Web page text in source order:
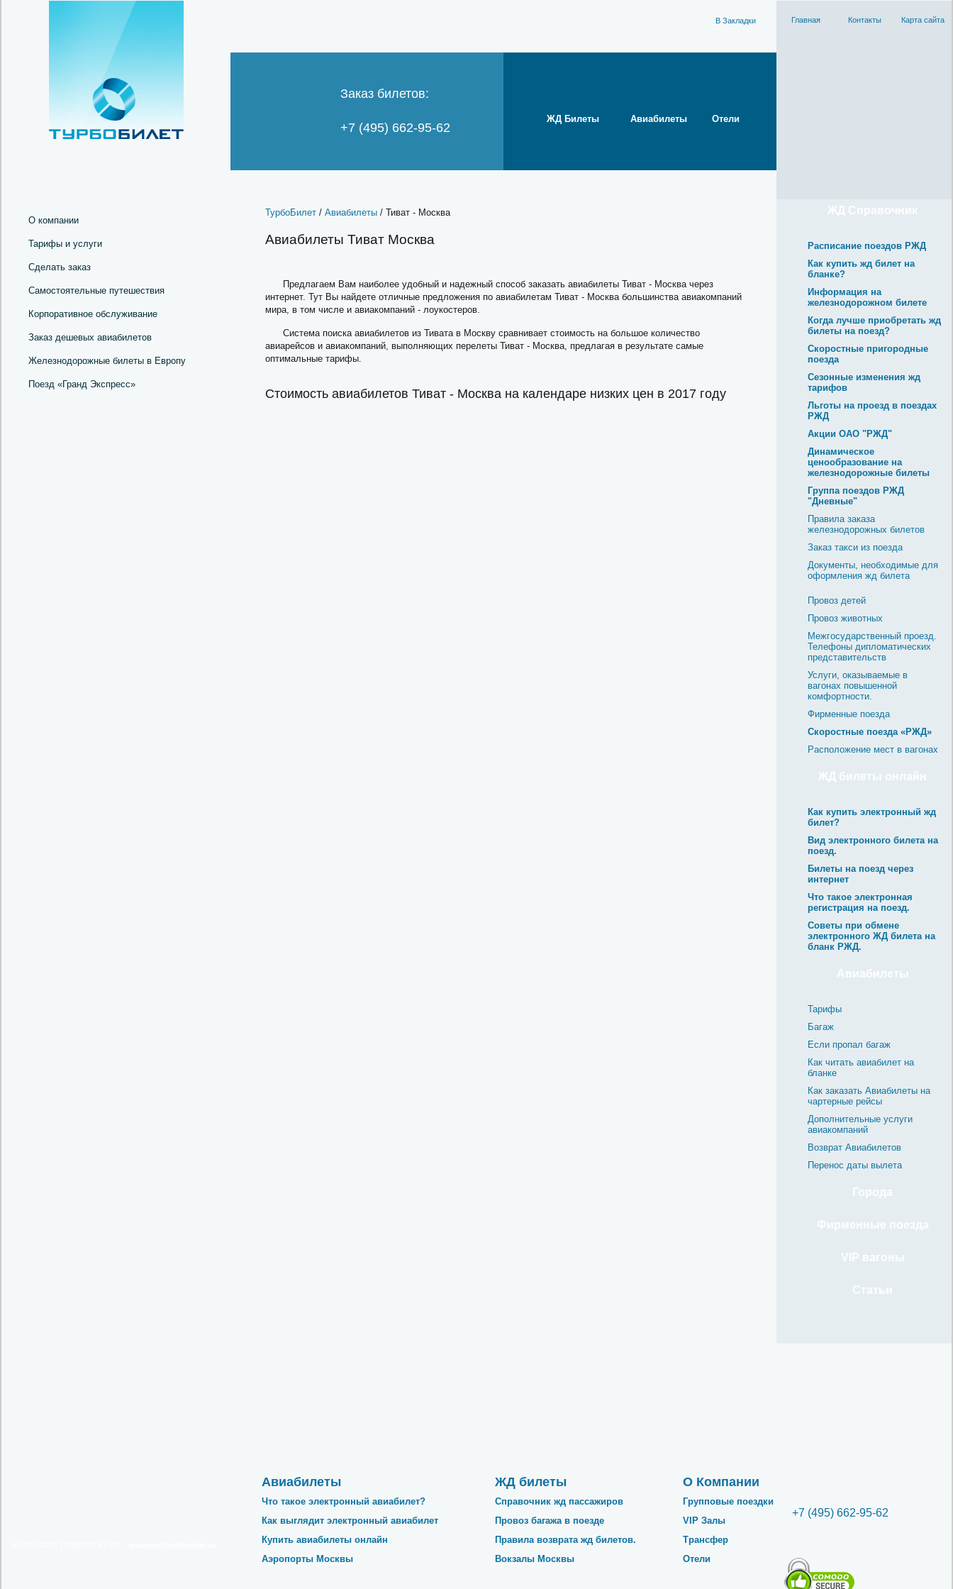
В Закладки
Заказ билетов:
+7 (495) 662-95-62
ЖД Билеты Авиабилеты Отели
Главная Контакты Карта сайта
О компании
Тарифы и услуги
Сделать заказ
Самостоятельные путешествия
Корпоративное обслуживание
Заказ дешевых авиабилетов
Железнодорожные билеты в Европу
Поезд «Гранд Экспресс»
ТурбоБилет/ Авиабилеты/ Тиват - Москва
Авиабилеты Тиват Москва
Предлагаем Вам наиболее удобный и надежный способ заказать авиабилеты Тиват - Москва через
интернет. Тут Вы найдете отличные предложения по авиабилетам Тиват - Москва большинства авиакомпаний
мира, в том числе и авиакомпаний - лоукостеров.
Система поиска авиабилетов из Тивата в Москву сравнивает стоимость на большое количество
авиарейсов и авиакомпаний, выполняющих перелеты Тиват - Москва, предлагая в результате самые
оптимальные тарифы.
Стоимость авиабилетов Тиват - Москва на календаре низких цен в 2017 году
ЖД Cправочник
Расписание поездов РЖД
Как купить жд билет на
бланке?
Информация на
железнодорожном билете
Когда лучше приобретать жд
билеты на поезд?
Скоростные пригородные
поезда
Сезонные изменения жд
тарифов
Льготы на проезд в поездах
РЖД
Акции ОАО "РЖД"
Динамическое
ценообразование на
железнодорожные билеты
Группа поездов РЖД
"Дневные"
Правила заказа
железнодорожных билетов
Заказ такси из поезда
Документы, необходимые для
оформления жд билета
Провоз детей
Провоз животных
Межгосударственный проезд.
Телефоны дипломатических
представительств
Услуги, оказываемые в
вагонах повышенной
комфортности.
Фирменные поезда
Скоростные поезда «РЖД»
Расположение мест в вагонах
ЖД билеты онлайн
Как купить электронный жд
билет?
Вид электронного билета на
поезд.
Билеты на поезд через
интернет
Что такое электронная
регистрация на поезд.
Советы при обмене
электронного ЖД билета на
бланк РЖД.
Авиабилеты
Тарифы
Багаж
Если пропал багаж
Как читать авиабилет на
бланке
Как заказать Авиабилеты на
чартерные рейсы
Дополнительные услуги
авиакомпаний
Возврат Авиабилетов
Перенос даты вылета
Города
Фирменные поезда
VIP вагоны
Статьи
Авиабилеты ЖД билеты О Компании
Что такое электронный авиабилет? Справочник жд пассажиров
Групповые поездки
Как выглядит электронный авиабилет
Провоз багажа в поезде
VIP Залы
Купить авиабилеты онлайн
Правила возврата жд билетов.
Трансфер
Аэропорты Москвы
Вокзалы Москвы Отели
+7 (495) 662-95-62